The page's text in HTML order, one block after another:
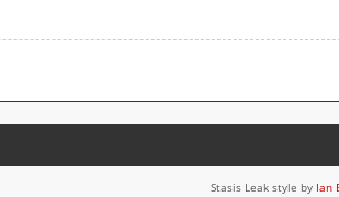
Stasis Leak style by Ian